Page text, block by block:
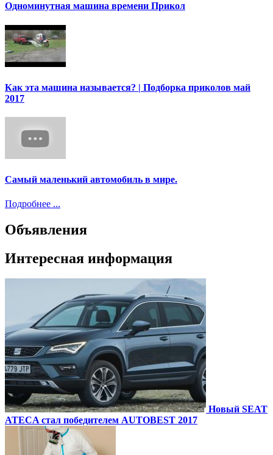
Одноминутная машина времени Прикол
Как эта машина называется? | Подборка приколов май
2017
Самый маленький автомобиль в мире.
Подробнее ...
Объявления
Интересная информация
Новый SEAT
ATECA стал победителем AUTOBEST 2017